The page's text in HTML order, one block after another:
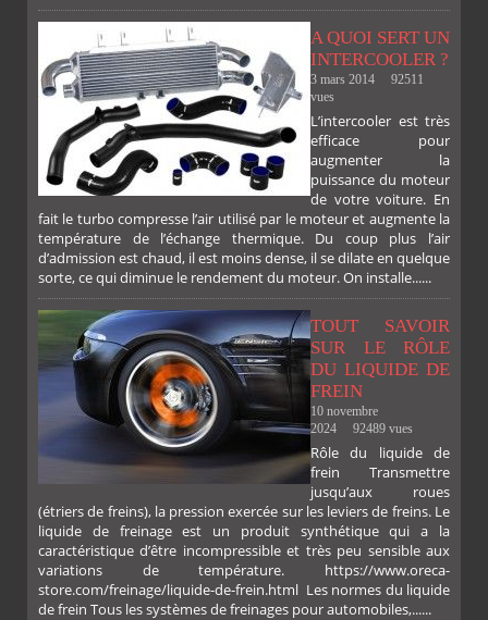
A QUOI SERT UN
INTERCOOLER ?
3 mars 2014
92511
vues
L’intercooler est très
efficace pour
augmenter la
puissance du moteur
de votre voiture. En
fait le turbo compresse l’air utilisé par le moteur et augmente la
température de l’échange thermique. Du coup plus l’air
d’admission est chaud, il est moins dense, il se dilate en quelque
sorte, ce qui diminue le rendement du moteur. On installe......
TOUT SAVOIR
SUR LE RÔLE
DU LIQUIDE DE
FREIN
10 novembre
2024
92489 vues
Rôle du liquide de
frein Transmettre
jusqu’aux roues
(étriers de freins), la pression exercée sur les leviers de freins. Le
liquide de freinage est un produit synthétique qui a la
caractéristique d’être incompressible et très peu sensible aux
variations de température. https://www.oreca-
store.com/freinage/liquide-de-frein.html Les normes du liquide
de frein Tous les systèmes de freinages pour automobiles,......